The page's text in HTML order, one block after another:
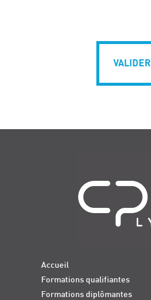
VALIDER
Accueil
Formations qualifiantes
Formations diplômantes